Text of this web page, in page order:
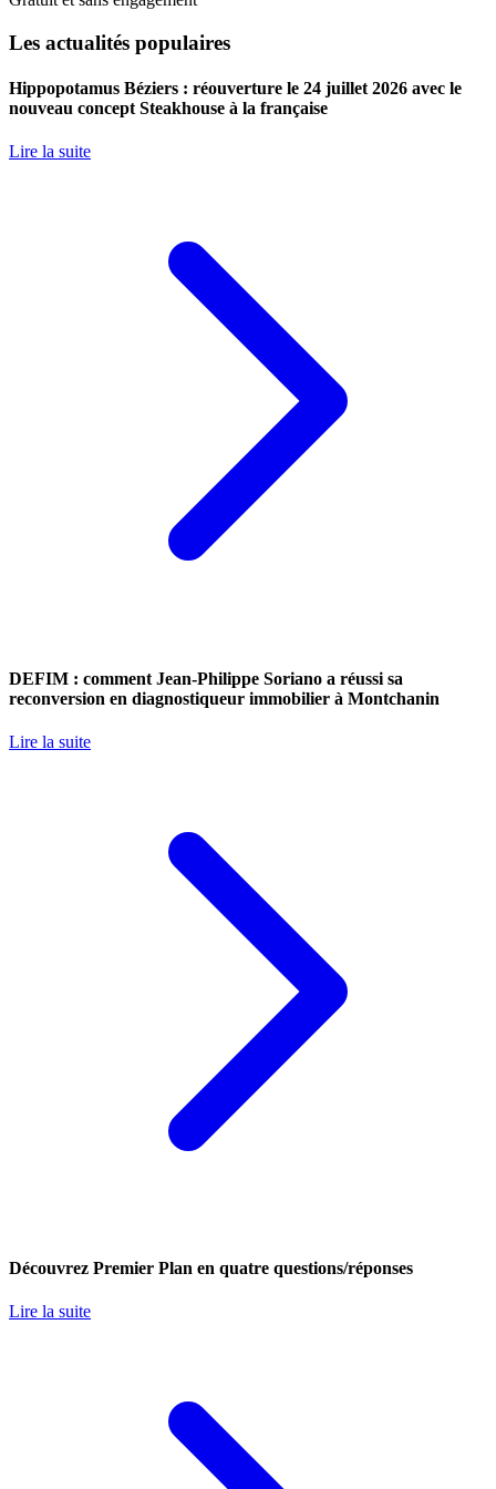
Les actualités populaires
Hippopotamus Béziers : réouverture le 24 juillet 2026 avec le
nouveau concept Steakhouse à la française
Lire la suite
DEFIM : comment Jean-Philippe Soriano a réussi sa
reconversion en diagnostiqueur immobilier à Montchanin
Lire la suite
Découvrez Premier Plan en quatre questions/réponses
Lire la suite